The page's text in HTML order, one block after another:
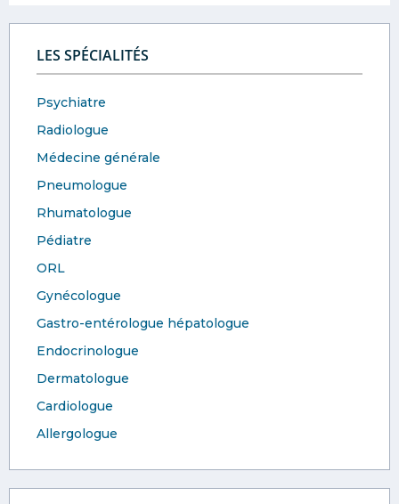
LES SPÉCIALITÉS
Psychiatre
Radiologue
Médecine générale
Pneumologue
Rhumatologue
Pédiatre
ORL
Gynécologue
Gastro-entérologue hépatologue
Endocrinologue
Dermatologue
Cardiologue
Allergologue